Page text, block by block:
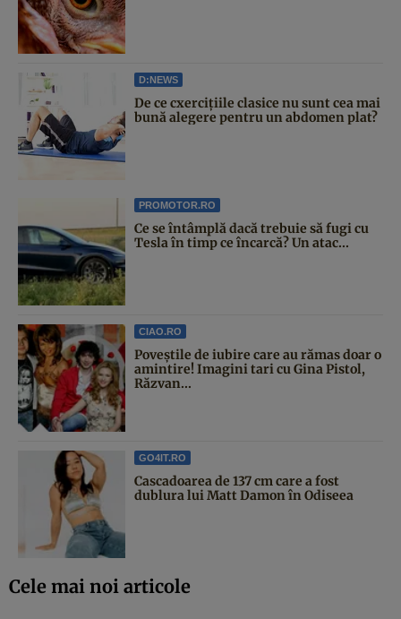
D:NEWS
De ce cxercițiile clasice nu sunt cea mai
bună alegere pentru un abdomen plat?
PROMOTOR.RO
Ce se întâmplă dacă trebuie să fugi cu
Tesla în timp ce încarcă? Un atac...
CIAO.RO
Poveştile de iubire care au rămas doar o
amintire! Imagini tari cu Gina Pistol,
Răzvan...
GO4IT.RO
Cascadoarea de 137 cm care a fost
dublura lui Matt Damon în Odiseea
Cele mai noi articole